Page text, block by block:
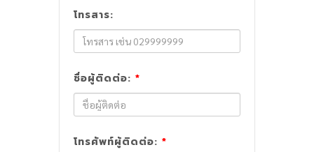
โทรสาร:
ชื่อผู้ติดต่อ: *
โทรศัพท์ผู้ติดต่อ: *